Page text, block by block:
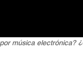
música electrónica?